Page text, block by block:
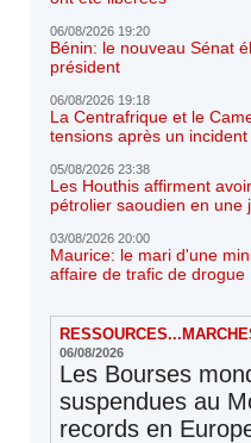
06/08/2026 19:20
Bénin: le nouveau Sénat
président
06/08/2026 19:18
La Centrafrique et le
tensions après un
05/08/2026 23:38
Les Houthis affirment
pétrolier saoudien en une
03/08/2026 20:00
Maurice: le mari d'une
affaire de trafic de drogue
06/08/2026
Les Bourses
suspendues au
records en